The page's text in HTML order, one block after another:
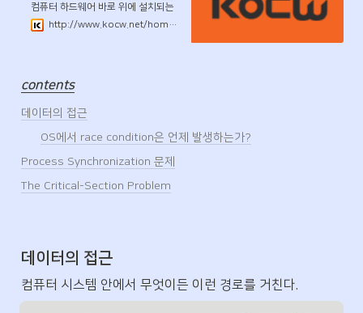
컴퓨터 하드웨어 바로 위에 설치되는
소프트웨어 계층으로서 모든 컴퓨터
시스템의 필수적인 부분이다. 본 강좌
기초부터 학습한다.
http://www.kocw.net/home/search/kemView.do?kemId=1046323
contents
데이터의 접근
OS에서 race condition은 언제 발생하는가?
Process Synchronization 문제
The Critical-Section Problem
데이터의 접근
컴퓨터 시스템 안에서 무엇이든 이런 경로를 거친다.